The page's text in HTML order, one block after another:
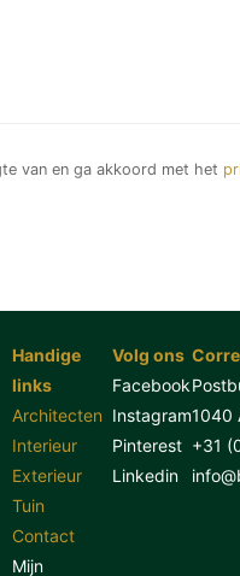
van en ga akkoord met het
Handige
links
Architecten
Interieur
Exterieur
Tuin
Contact
Mijn
Volg ons
Facebook
Instagram
Pinterest
Linkedin
1040
+31